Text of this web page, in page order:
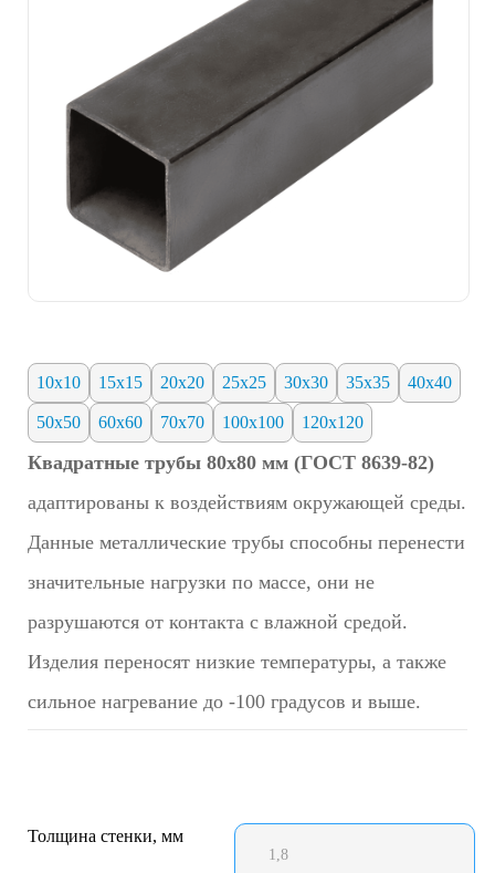
10х10 15х15 20х20 25х25 30х30 35х35 40х40
50х50 60х60 70х70 100х100 120х120
Квадратные трубы 80х80 мм (ГОСТ 8639-82)
адаптированы к воздействиям окружающей среды.
Данные металлические трубы способны перенести
значительные нагрузки по массе, они не
разрушаются от контакта с влажной средой.
Изделия переносят низкие температуры, а также
сильное нагревание до -100 градусов и выше.
Толщина стенки, мм
1,8